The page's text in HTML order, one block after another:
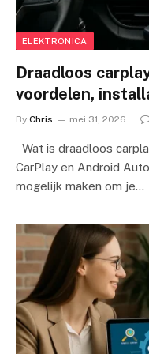
ELEKTRONICA
Draadloos
voordelen,
By Chris mei 31, 2026
Wat is draadloos
CarPlay en Android
mogelijk maken om je…